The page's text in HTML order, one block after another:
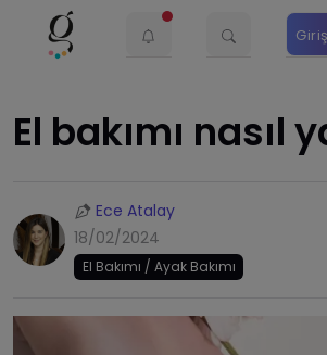
El bakımı nasıl
Ece Atalay
18/02/2024
El Bakımı / Ayak Bakımı